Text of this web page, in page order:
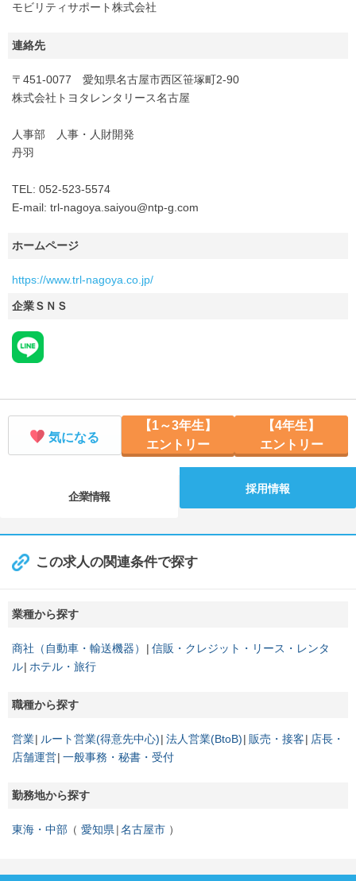
モビリティサポート株式会社
連絡先
〒451-0077 愛知県名古屋市西区笹塚町2-90
株式会社トヨタレンタリース名古屋
人事部 人事・人財開発
丹羽
TEL: 052-523-5574
E-mail: trl-nagoya.saiyou@ntp-g.com
ホームページ
https://www.trl-nagoya.co.jp/
企業ＳＮＳ
気になる
【1～3年生】
エントリー
【4年生】
エントリー
企業情報
採用情報
この求人の関連条件で探す
業種から探す
商社（自動車・輸送機器）
信販・クレジット・リース・レンタ
ル ホテル・旅行
職種から探す
営業 ルート営業(得意先中心) 法人営業(BtoB) 販売・接客
店長・
店舗運営 一般事務・秘書・受付
勤務地から探す
東海・中部 愛知県 名古屋市